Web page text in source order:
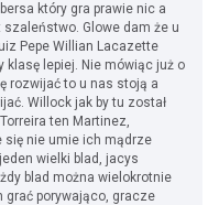
który gra prawie nic a
Glowe dam że u
Pepe Willian Lacazette
klasę lepiej. Nie mówiąc już o
rozwijać to u nas stoją a
Willock jak by tu został
ten Martinez,
się nie umie ich mądrze
wielki blad, jacys
blad można wielokrotnie
grać porywająco, gracze